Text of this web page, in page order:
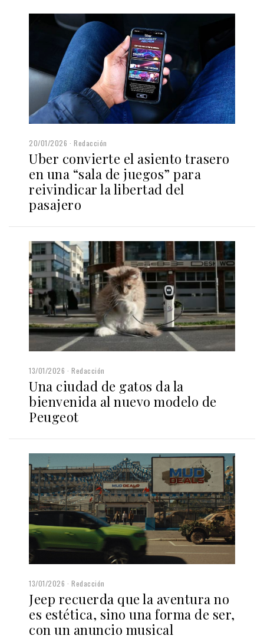
20/01/2026 Redacción
Uber convierte el asiento trasero
en una “sala de juegos” para
reivindicar la libertad del
pasajero
13/01/2026 Redacción
Una ciudad de gatos da la
bienvenida al nuevo modelo de
Peugeot
13/01/2026 Redacción
Jeep recuerda que la aventura no
es estética, sino una forma de ser,
con un anuncio musical